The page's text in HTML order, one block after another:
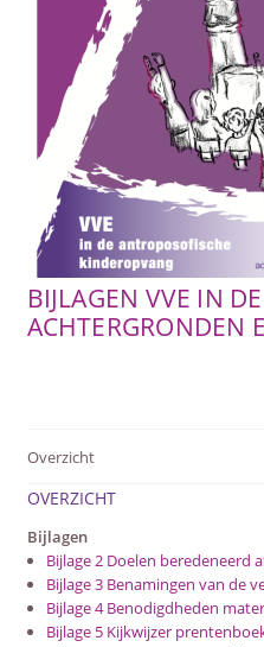
VOORTGEZET ONDERWIJS
AFSTANDSONDERWIJS
ACTUEEL
WEBWINKEL
OVER ONS
BIJLAGEN VVE IN
ACHTERGRONDEN
Overzicht
OVERZICHT
Bijlagen
Bijlage 2 Doelen beredeneerd
Bijlage 3 Benamingen van de
Bijlage 4 Benodigdheden
Bijlage 5 Kijkwijzer